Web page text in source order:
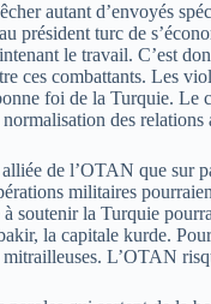
autant d’envoyés
président turc de
le travail. C’est
ces combattants. Les
foi de la Turquie. Le
des
de l’OTAN que sur
militaires
à soutenir la Turquie
la capitale kurde.
L’OTAN